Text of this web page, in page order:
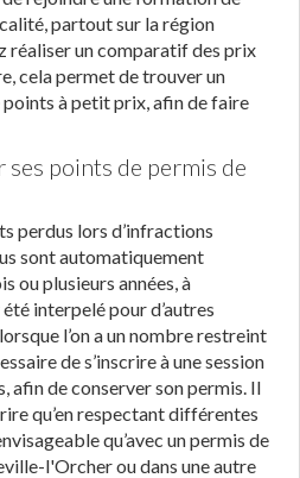
partout sur la région
réaliser un comparatif des prix
cela permet de trouver un
à petit prix, afin de faire
points de permis de
perdus lors d’infractions
sont automatiquement
ou plusieurs années, à
interpelé pour d’autres
l’on a un nombre restreint
de s’inscrire à une session
afin de conserver son permis. Il
qu’en respectant différentes
qu’avec un permis de
l'Orcher ou dans une autre